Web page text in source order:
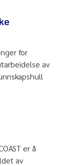
for
av
er å
av